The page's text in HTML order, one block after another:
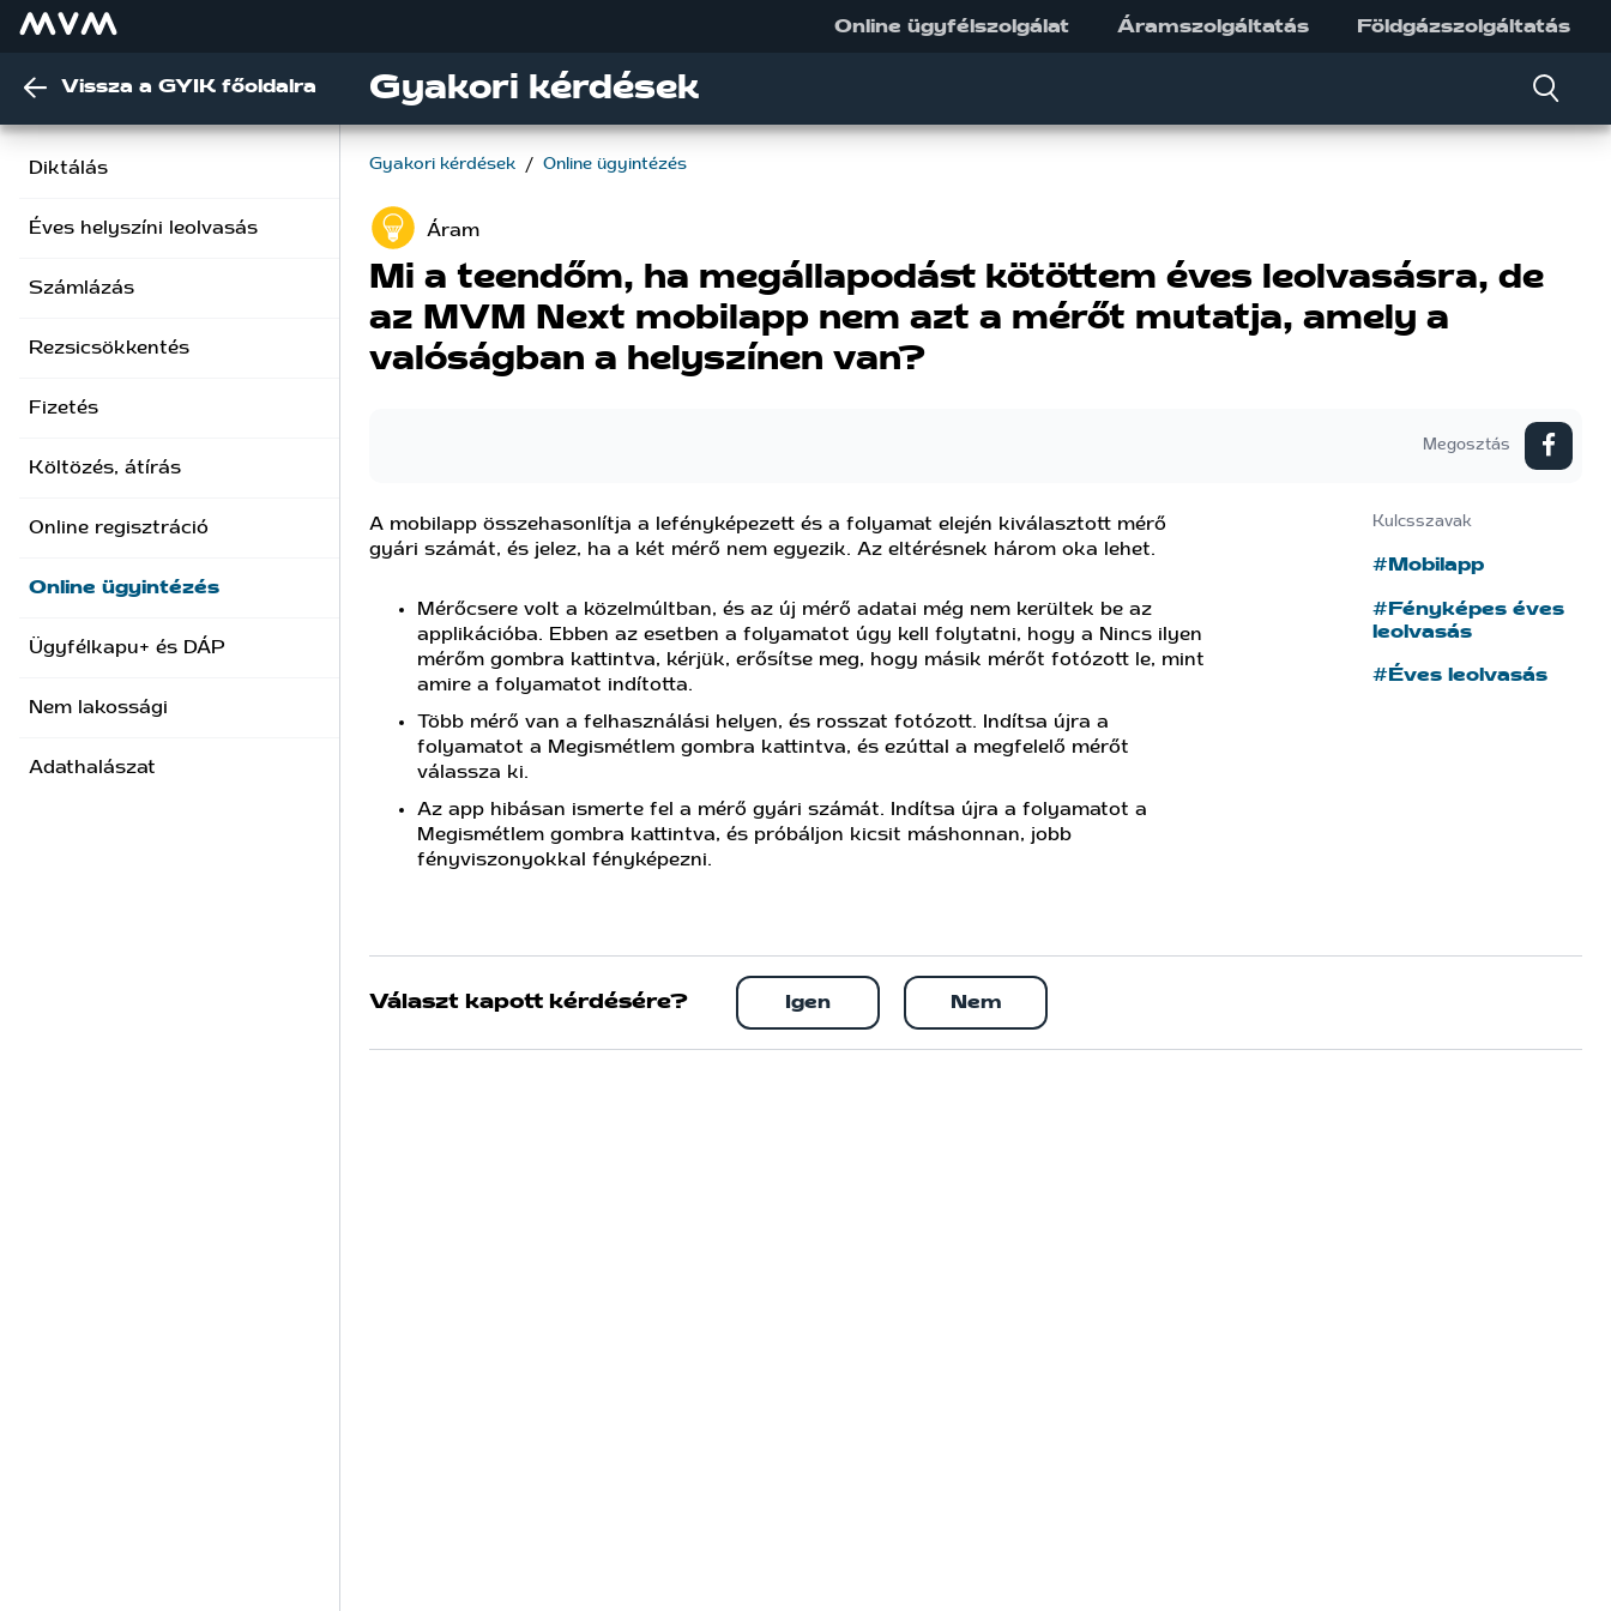
Online ügyfélszolgálat Áramszolgáltatás Földgázszolgáltatás
Vissza a GYIK főoldalra Gyakori kérdések
Diktálás
Éves helyszíni leolvasás
Számlázás
Rezsicsökkentés
Fizetés
Költözés, átírás
Online regisztráció
Online ügyintézés
Ügyfélkapu+ és DÁP
Nem lakossági
Adathalászat
Gyakori kérdések / Online ügyintézés
Áram
Mi a teendőm, ha megállapodást kötöttem éves leolvasásra, de
az MVM Next mobilapp nem azt a mérőt mutatja, amely a
valóságban a helyszínen van?
Megosztás
A mobilapp összehasonlítja a lefényképezett és a folyamat elején kiválasztott mérő
gyári számát, és jelez, ha a két mérő nem egyezik. Az eltérésnek három oka lehet.
Mérőcsere volt a közelmúltban, és az új mérő adatai még nem kerültek be az
applikációba. Ebben az esetben a folyamatot úgy kell folytatni, hogy a Nincs ilyen
mérőm gombra kattintva, kérjük, erősítse meg, hogy másik mérőt fotózott le, mint
amire a folyamatot indította.
Több mérő van a felhasználási helyen, és rosszat fotózott. Indítsa újra a
folyamatot a Megismétlem gombra kattintva, és ezúttal a megfelelő mérőt
válassza ki.
Az app hibásan ismerte fel a mérő gyári számát. Indítsa újra a folyamatot a
Megismétlem gombra kattintva, és próbáljon kicsit máshonnan, jobb
fényviszonyokkal fényképezni.
Kulcsszavak
#Mobilapp
#Fényképes éves
leolvasás
#Éves leolvasás
Választ kapott kérdésére? Igen Nem